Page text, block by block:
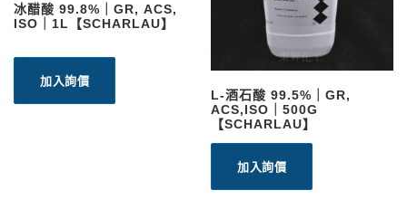
冰醋酸 99.8%｜GR, ACS,
ISO｜1L【SCHARLAU】
加入詢價
L-酒石酸 99.5%｜GR,
ACS,ISO｜500G
【SCHARLAU】
加入詢價